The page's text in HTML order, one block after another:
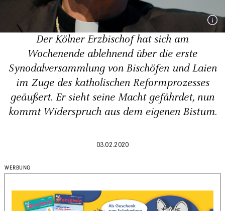
Der Kölner Erzbischof hat sich am
Wochenende ablehnend über die erste
Synodalversammlung von Bischöfen und Laien
im Zuge des katholischen Reformprozesses
geäußert. Er sieht seine Macht gefährdet, nun
kommt Widerspruch aus dem eigenen Bistum.
03.02.2020